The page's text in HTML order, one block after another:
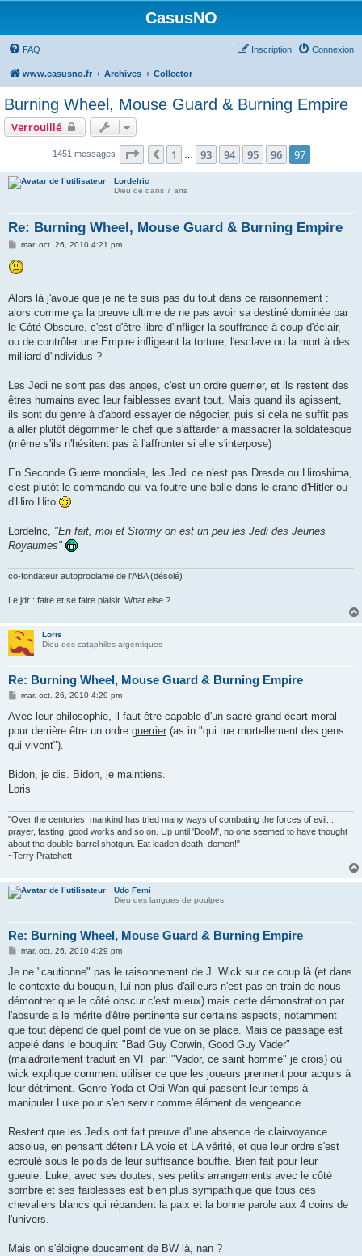
CasusNO
FAQ Connexion
Inscription
www.casusno.fr Archives Collector
Burning Wheel, Mouse Guard & Burning Empire
Verrouillé
1451 messages Page 97 sur 97
Précédent
1 93 94 95 96 97
Lordelric
Dieu de dans 7 ans
Re: Burning Wheel, Mouse Guard & Burning Empire
M
s
s
e
mar. oct. 26, 2010 4:21 pm
Alors là j'avoue que je ne te suis pas du tout dans ce raisonnement :
alors comme ça la preuve ultime de ne pas avoir sa destiné dominée par
le Côté Obscure, c'est d'être libre d'infliger la souffrance à coup d'éclair,
ou de contrôler une Empire infligeant la torture, l'esclave ou la mort à des
milliard d'individus ?
Les Jedi ne sont pas des anges, c'est un ordre guerrier, et ils restent des
êtres humains avec leur faiblesses avant tout. Mais quand ils agissent,
ils sont du genre à d'abord essayer de négocier, puis si cela ne suffit pas
à aller plutôt dégommer le chef que s'attarder à massacrer la soldatesque
(même s'ils n'hésitent pas à l'affronter si elle s'interpose)
En Seconde Guerre mondiale, les Jedi ce n'est pas Dresde ou Hiroshima,
c'est plutôt le commando qui va foutre une balle dans le crane d'Hitler ou
d'Hiro Hito
Lordelric, "En fait, moi et Stormy on est un peu les Jedi des Jeunes
Royaumes"
co-fondateur autoproclamé de l'ABA (désolé)
Le jdr : faire et se faire plaisir. What else ?
Loris
Dieu des cataphiles argentiques
Re: Burning Wheel, Mouse Guard & Burning Empire
M
s
a
g
mar. oct. 26, 2010 4:29 pm
Avec leur philosophie, il faut être capable d'un sacré grand écart moral
pour derrière être un ordre guerrier (as in "qui tue mortellement des gens
qui vivent").
Bidon, je dis. Bidon, je maintiens.
Loris
"Over the centuries, mankind has tried many ways of combating the forces of evil...
prayer, fasting, good works and so on. Up until 'DooM', no one seemed to have thought
about the double-barrel shotgun. Eat leaden death, demon!"
~Terry Pratchett
Udo Femi
Dieu des langues de poulpes
Re: Burning Wheel, Mouse Guard & Burning Empire
M
s
a
g
mar. oct. 26, 2010 4:29 pm
Je ne "cautionne" pas le raisonnement de J. Wick sur ce coup là (et dans
le contexte du bouquin, lui non plus d'ailleurs n'est pas en train de nous
démontrer que le côté obscur c'est mieux) mais cette démonstration par
l'absurde a le mérite d'être pertinente sur certains aspects, notamment
que tout dépend de quel point de vue on se place. Mais ce passage est
appelé dans le bouquin: "Bad Guy Corwin, Good Guy Vader"
(maladroitement traduit en VF par: "Vador, ce saint homme" je crois) où
wick explique comment utiliser ce que les joueurs prennent pour acquis à
leur détriment. Genre Yoda et Obi Wan qui passent leur temps à
manipuler Luke pour s'en servir comme élément de vengeance.
Restent que les Jedis ont fait preuve d'une absence de clairvoyance
absolue, en pensant détenir LA voie et LA vérité, et que leur ordre s'est
écroulé sous le poids de leur suffisance bouffie. Bien fait pour leur
gueule. Luke, avec ses doutes, ses petits arrangements avec le côté
sombre et ses faiblesses est bien plus sympathique que tous ces
chevaliers blancs qui répandent la paix et la bonne parole aux 4 coins de
l'univers.
Mais on s'éloigne doucement de BW là, nan ?